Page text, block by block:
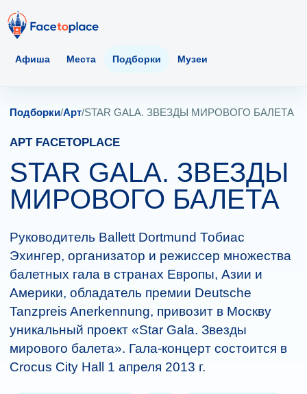
Афиша Места Подборки Музеи
Подборки/Арт/STAR GALA. ЗВЕЗДЫ МИРОВОГО БАЛЕТА
АРТ FACETOPLACE
STAR GALA. ЗВЕЗДЫ
МИРОВОГО БАЛЕТА
Руководитель Ballett Dortmund Тобиас
Эхингер, организатор и режиссер множества
балетных гала в странах Европы, Азии и
Америки, обладатель премии Deutsche
Tanzpreis Anerkennung, привозит в Москву
уникальный проект «Star Gala. Звезды
мирового балета». Гала-концерт состоится в
Crocus City Hall 1 апреля 2013 г.